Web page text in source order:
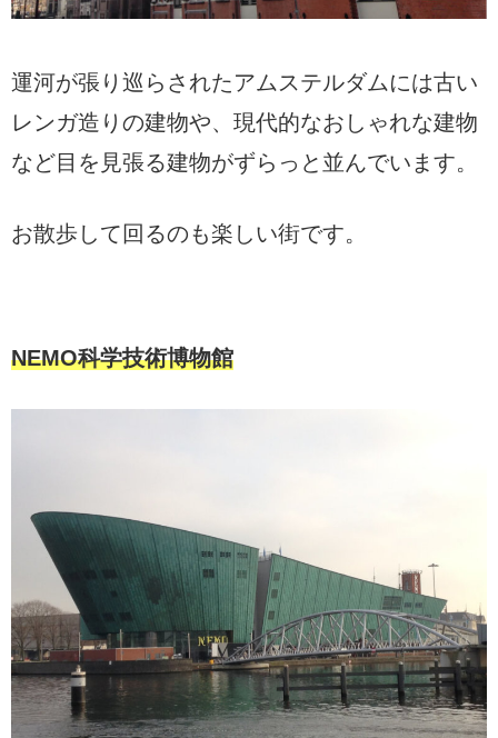
運河が張り巡らされたアムステルダムには古い
レンガ造りの建物や、現代的なおしゃれな建物
など目を見張る建物がずらっと並んでいます。
お散歩して回るのも楽しい街です。
NEMO科学技術博物館